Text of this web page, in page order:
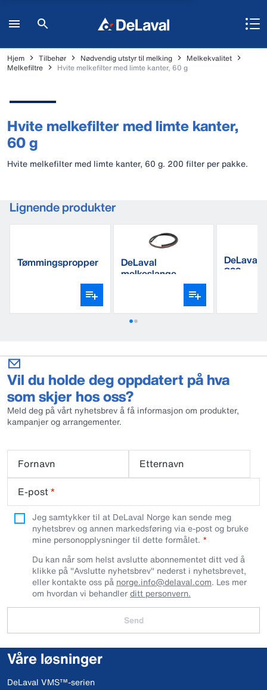
Hjem Tilbehør Nødvendig utstyr til melking
Melkekvalitet
Melkefiltre
Hvite melkefilter med limte kanter, 60 g
Hvite melkefilter med limte kanter,
60 g
Hvite melkefilter med limte kanter, 60 g. 200 filter per pakke.
Lignende produkter
Tømmingspropper DeLaval
melkeslange
DeLaval
S22
Vil du holde deg oppdatert på hva
som skjer hos oss?
Meld deg på vårt nyhetsbrev å få informasjon om produkter,
kampanjer og arrangementer.
Fornavn
Etternavn
E-post*
Jeg samtykker til at DeLaval Norge kan sende meg
nyhetsbrev og annen markedsføring via e-post og bruke
mine personopplysninger til dette formålet.
Du kan når som helst avslutte abonnementet ditt ved å
klikke på "Avslutte nyhetsbrev" nederst i nyhetsbrevet,
eller kontakte oss på norge.info@delaval.com. Les mer
om hvordan vi behandlerditt personvern.
Send
Våre løsninger
DeLaval VMS™-serien